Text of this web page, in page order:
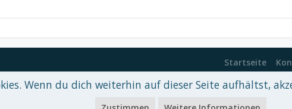
Startseite
Deutsch von xenDach©2010-2017
Wenn du dich weiterhin auf dieser Seite aufhältst,